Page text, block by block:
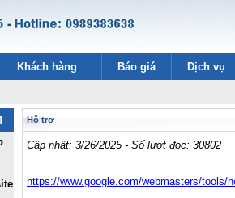
Khách hàng Báo giá Dịch vụ
Hỗ trợ
Cập nhật: 3/26/2025 - Số lượt đọc: 30802
https://www.google.com/webmasters/tools/